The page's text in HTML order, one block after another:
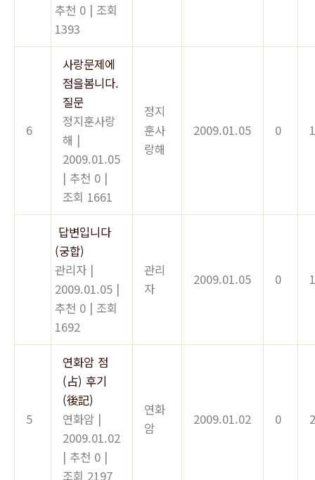
추천 0 | 조회
1393
6
사랑문제에
점을봄니다.
질문
정지훈사랑
해 |
2009.01.05
| 추천 0 |
조회 1661
정지
훈사
랑해
2009.01.05 0
답변입니다
(궁합)
관리자 |
2009.01.05 |
추천 0 | 조회
1692
관리
자
2009.01.05 0
5
연화암 점
(占) 후기
(後記)
연화암 |
2009.01.02
| 추천 0 |
조회 2197
연화
암
2009.01.02 0